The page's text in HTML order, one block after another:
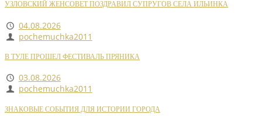
УЗЛОВСКИЙ ЖЕНСОВЕТ ПОЗДРАВИЛ СУПРУГОВ СЕЛА ИЛЬИНКА
04.08.2026
pochemuchka2011
В ТУЛЕ ПРОШЕЛ ФЕСТИВАЛЬ ПРЯНИКА
03.08.2026
pochemuchka2011
ЗНАКОВЫЕ СОБЫТИЯ ДЛЯ ИСТОРИИ ГОРОДА